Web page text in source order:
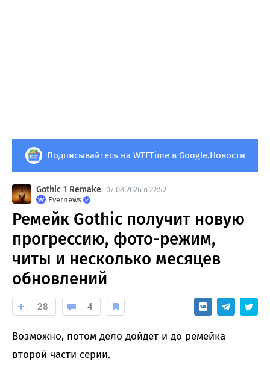
Подписывайтесь на WTFTime в Google.Новости
Gothic 1 Remake 07.08.2026 в 22:52
Evernews
Ремейк Gothic получит новую
прогрессию, фото-режим,
читы и несколько месяцев
обновлений
28 4
Возможно, потом дело дойдет и до ремейка
второй части серии.